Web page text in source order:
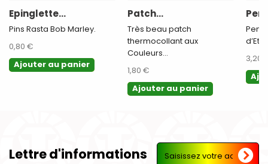
Epinglette...
Pins Rasta Bob Marley.
0,80 €
Ajouter au panier
Patch...
Très beau patch
thermocollant aux
Couleurs...
1,80 €
Ajouter au panier
3,20
Lettre d'informations